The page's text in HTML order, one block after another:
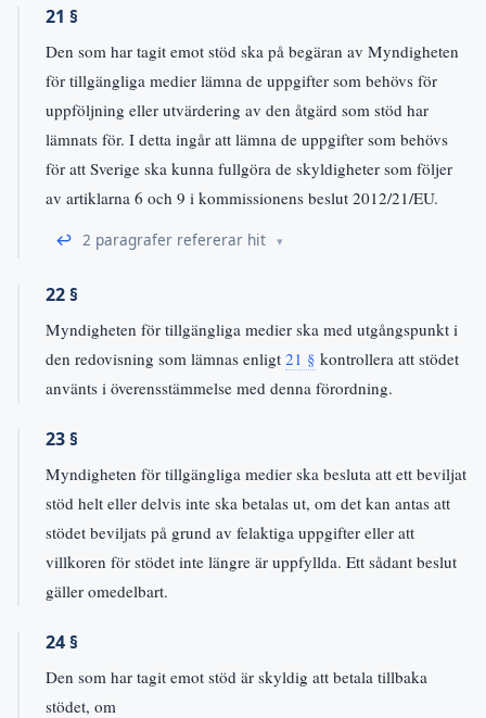
21 §
Den som har tagit emot stöd ska på begäran av Myndigheten
för tillgängliga medier lämna de uppgifter som behövs för
uppföljning eller utvärdering av den åtgärd som stöd har
lämnats för. I detta ingår att lämna de uppgifter som behövs
för att Sverige ska kunna fullgöra de skyldigheter som följer
av artiklarna 6 och 9 i kommissionens beslut 2012/21/EU.
↩ 2 paragrafer refererar hit
22 §
Myndigheten för tillgängliga medier ska med utgångspunkt i
den redovisning som lämnas enligt 21 § kontrollera att stödet
använts i överensstämmelse med denna förordning.
23 §
Myndigheten för tillgängliga medier ska besluta att ett beviljat
stöd helt eller delvis inte ska betalas ut, om det kan antas att
stödet beviljats på grund av felaktiga uppgifter eller att
villkoren för stödet inte längre är uppfyllda. Ett sådant beslut
gäller omedelbart.
24 §
Den som har tagit emot stöd är skyldig att betala tillbaka
stödet, om